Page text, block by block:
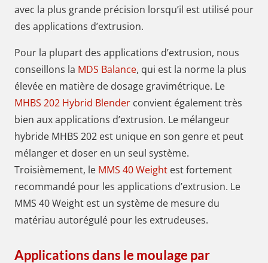
avec la plus grande précision lorsqu’il est utilisé pour
des applications d’extrusion.
Pour la plupart des applications d’extrusion, nous
conseillons la MDS Balance, qui est la norme la plus
élevée en matière de dosage gravimétrique. Le
MHBS 202 Hybrid Blender convient également très
bien aux applications d’extrusion. Le mélangeur
hybride MHBS 202 est unique en son genre et peut
mélanger et doser en un seul système.
Troisièmement, le MMS 40 Weight est fortement
recommandé pour les applications d’extrusion. Le
MMS 40 Weight est un système de mesure du
matériau autorégulé pour les extrudeuses.
Applications dans le moulage par